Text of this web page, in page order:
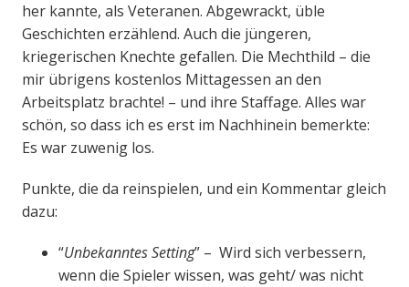
her kannte, als Veteranen. Abgewrackt, üble
Geschichten erzählend. Auch die jüngeren,
kriegerischen Knechte gefallen. Die Mechthild – die
mir übrigens kostenlos Mittagessen an den
Arbeitsplatz brachte! – und ihre Staffage. Alles war
schön, so dass ich es erst im Nachhinein bemerkte:
Es war zuwenig los.
Punkte, die da reinspielen, und ein Kommentar gleich
dazu:
“Unbekanntes Setting” – Wird sich verbessern,
wenn die Spieler wissen, was geht/ was nicht